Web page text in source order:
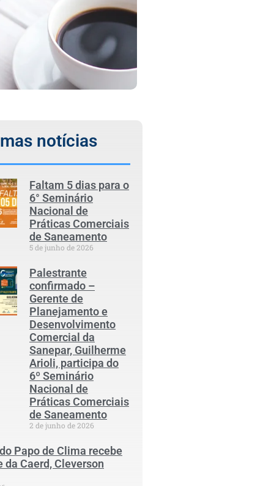
notícias
Faltam 5 dias para o
6° Seminário
Nacional de
Práticas Comerciais
de Saneamento
5 de junho de 2026
Palestrante
confirmado –
Gerente de
Planejamento e
Desenvolvimento
Comercial da
Sanepar, Guilherme
Arioli, participa do
6º Seminário
Nacional de
Práticas Comerciais
de Saneamento
2 de junho de 2026
Papo de Clima recebe
da Caerd, Cleverson